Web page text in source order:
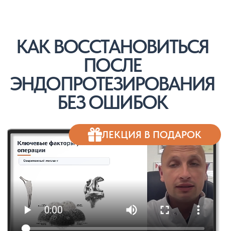
Расшифровка анализов и
рекомендации по
восстановлению
Контроль этапов
восстановления
Полезные лекции про
восстановление и жизнь
после эндопротезирования